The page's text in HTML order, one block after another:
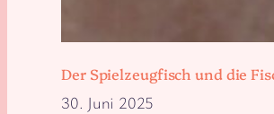
Der Spielzeugfisch und die
30. Juni 2025